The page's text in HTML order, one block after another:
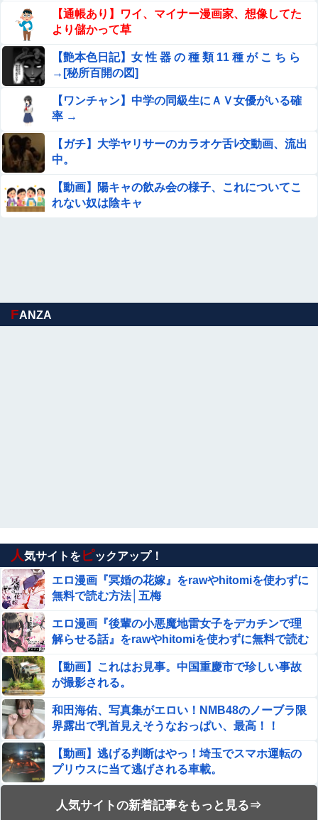
【悲報】ワイ、軽貨物ドライバーという職業を知ってしま
う・・・・・・・・・他
【画像】井口裕香(36)、タンクトップがはち切れそうなく
らいデカイｗｗｗｗｗｗｗｗｗｗｗ
寺田心さん(18)、筋トレした結果無事かわいくなる（※画
像あり）
【閲覧注意】サッカーの試合中に落雷、選手1人が即死す
る瞬間が「伝説級の映像」だと話題に・・・
キャッシュレス派の人が現金のみの店に文句言ってるのっ
てどう思う？他
【動画】これはお見事。中国重慶市で珍しい事故が撮影さ
れる。
コスプレイヤーまめだいふくさんが駅のホームでパンモロ
事故
【ウマ娘】ウマ娘とウマドッグの大きさのイメージ
【ウマ娘】シュヴァちはもう手遅れ
『ほの暮しの庭』Switch2版 21,965本、Switch版 12,458
本
【画像】女優・松本まりか、乳の首隠したノーブラ乳がH
すぎる
ジャングリア沖縄「3万円です」←ディズニー超えの強気
価格ｗｗｗ
【FF16】 「ファイナルファンタジー16」発売日が6/22に
【通帳あり】ワイ、マイナー漫画家、想像してた
より儲かって草
【艶本色日記】女 性 器 の 種 類 11 種 が こ ち ら
→[秘所百開の図]
【ワンチャン】中学の同級生にＡＶ女優がいる確
率 →
【ガチ】大学ヤリサーのカラオケ舌ﾚ交動画、流出
中。
【動画】陽キャの飲み会の様子、これについてこ
れない奴は陰キャ
FANZA
人気サイトをピックアップ！
エロ漫画『冥婚の花嫁』をrawやhitomiを使わずに
無料で読む方法│五梅
エロ漫画『後輩の小悪魔地雷女子をデカチンで理
解らせる話』をrawやhitomiを使わずに無料で読む
【動画】これはお見事。中国重慶市で珍しい事故
が撮影される。
和田海佑、写真集がエロい！NMB48のノーブラ限
界露出で乳首見えそうなおっぱい、最高！！
【動画】逃げる判断はやっ！埼玉でスマホ運転の
プリウスに当て逃げされる車載。
妊婦・田中みな実さん、背中と横乳を大胆露出し
て公の場に出てしまうｗｗｗｗｗｗ
人気サイトの新着記事をもっと見る⇒